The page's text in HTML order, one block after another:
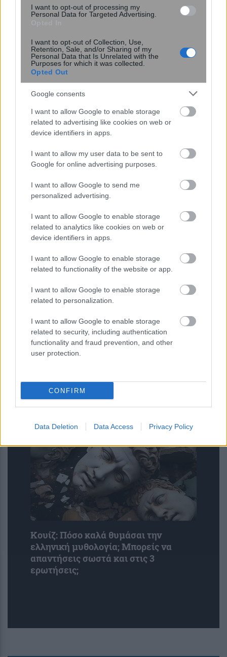
I want to opt-out of processing my
Personal Data for Targeted Advertising.
I want to opt-out of Collection, Use,
Retention, Sale, and/or Sharing of my
Personal Data that Is Unrelated with the
Purposes for which it was collected.
Opted Out
Google consents
I want to allow Google to enable storage
related to advertising like cookies on web or
device identifiers in apps.
I want to allow my user data to be sent to
Google for online advertising purposes.
I want to allow Google to send me
personalized advertising.
I want to allow Google to enable storage
related to analytics like cookies on web or
device identifiers in apps.
I want to allow Google to enable storage
related to functionality of the website or app.
I want to allow Google to enable storage
related to personalization.
I want to allow Google to enable storage
related to security, including authentication
functionality and fraud prevention, and other
user protection.
CONFIRM
Data Deletion Data Access Privacy Policy
Τσίχλα κατά του HPV: Νέα μελέτη
δείχνει μείωση του ιού έως 93% –
Ελπίδες για την πρόληψη του
καρκίνου του στόματος
Η πατατοσαλάτα θα γίνει απίστευτα
νόστιμη αν προσθέσετε 1 απρόσμενο
υλικό – Συνήθως το πετάμε
του npm: Παραβιάστηκε το δημοφιλές
πακέτο Keyv με 127 εκατ.
Κουίζ: Πόσο καλά θυμάσαι την
ελληνική μυθολογία; Μπορείς να
απαντήσεις σωστά και στις 3
ερωτήσεις;